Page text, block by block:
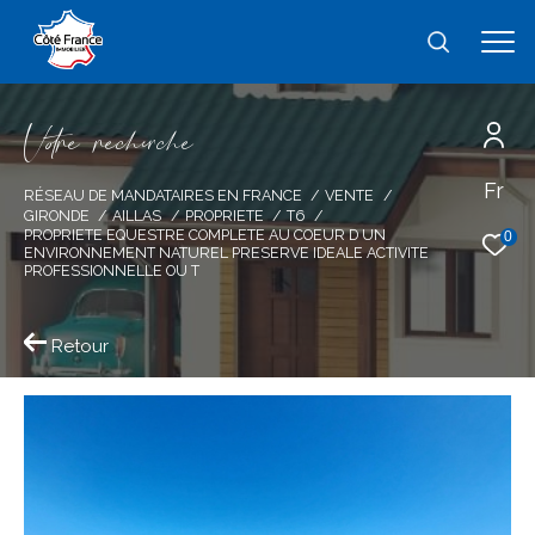
Fr
0
Vore recece
RÉSEAU DE MANDATAIRES EN FRANCE
VENTE
GIRONDE
AILLAS PROPRIETE
T6
PROPRIETE EQUESTRE COMPLETE AU COEUR D UN
ENVIRONNEMENT NATUREL PRESERVE IDEALE ACTIVITE
PROFESSIONNELLE OU T
Retour
Effectuer une recherche
et trouver le bien qui correspond à vos
critères
Type
d'offre
Vente